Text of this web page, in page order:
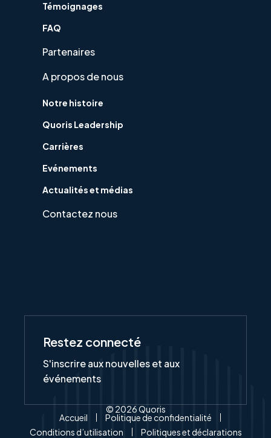
Témoignages
FAQ
Partenaires
A propos de nous
Notre histoire
Quoris Leadership
Carrières
Evénements
Actualités et médias
Contactez nous
Restez connecté
S'inscrire aux nouvelles et aux
événements
© 2026 Quoris
Accueil
Politique de confidentialité
Conditions d’utilisation
Politiques et déclarations